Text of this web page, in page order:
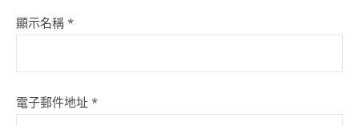
顯示名稱 *
電子郵件地址 *